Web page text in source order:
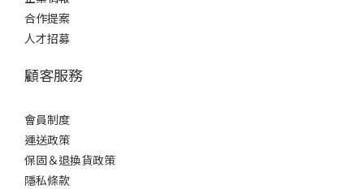
合作提案
人才招募
顧客服務
會員制度
運送政策
保固＆退換貨政策
隱私條款